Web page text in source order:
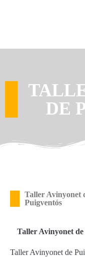
DE
Taller Avinyonet
Puigventós
Taller Avinyonet
Taller Avinyonet de